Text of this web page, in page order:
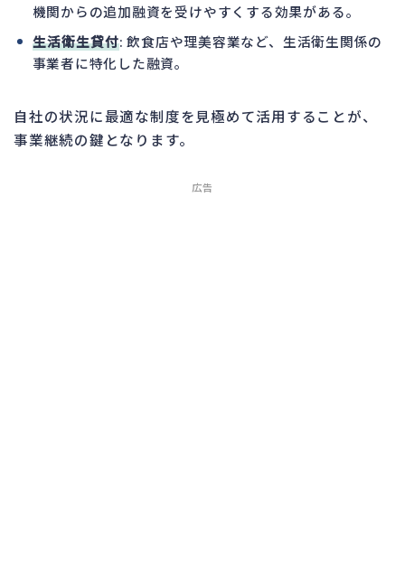
機関からの追加融資を受けやすくする効果がある。
生活衛生貸付: 飲食店や理美容業など、生活衛生関係の
事業者に特化した融資。
自社の状況に最適な制度を見極めて活用することが、
事業継続の鍵となります。
広告